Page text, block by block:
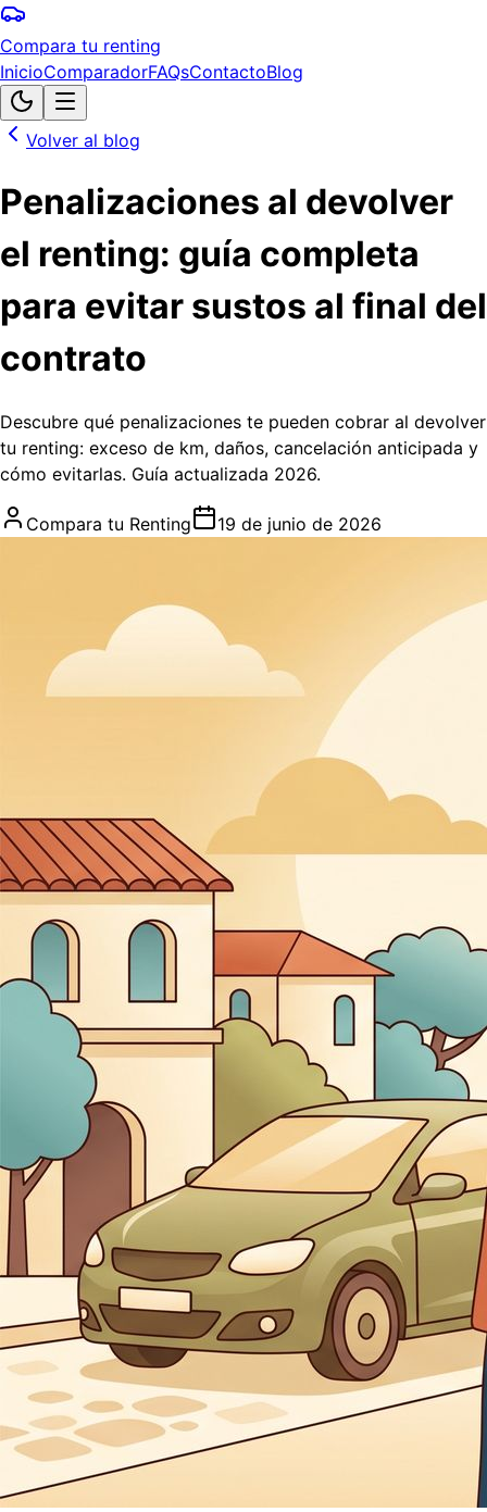
Compara tu renting
InicioComparadorFAQsContactoBlog
Volver al blog
Penalizaciones al devolver
el renting: guía completa
para evitar sustos al final del
contrato
Descubre qué penalizaciones te pueden cobrar al devolver
tu renting: exceso de km, daños, cancelación anticipada y
cómo evitarlas. Guía actualizada 2026.
Compara tu Renting 19 de junio de 2026